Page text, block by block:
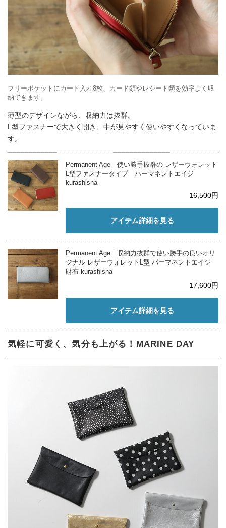
フリーポケットにカード入れ8枚、カード類やレシート類を効率よく収
納できます。
薄型のデザインながら、収納力は抜群。
L型ファスナーで大きく開き、中が見やすく使いやすくなっていま
す。
Permanent Age｜使い勝手抜群の レザーウォレット
L型ファスナータイプ パーマネントエイジ
kurashisha
16,500円
アイテム詳細を見る
Permanent Age｜収納力抜群で使い勝手の良いオリ
ジナル レザーウォレットL型 パーマネントエイジ
財布 kurashisha
17,600円
アイテム詳細を見る
気軽に可愛く、気分も上がる！MARINE DAY